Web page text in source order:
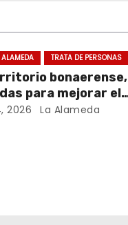
TRATA DE PERSONAS
bonaerense,
para mejorar el
en comunidad
2026 La Alameda